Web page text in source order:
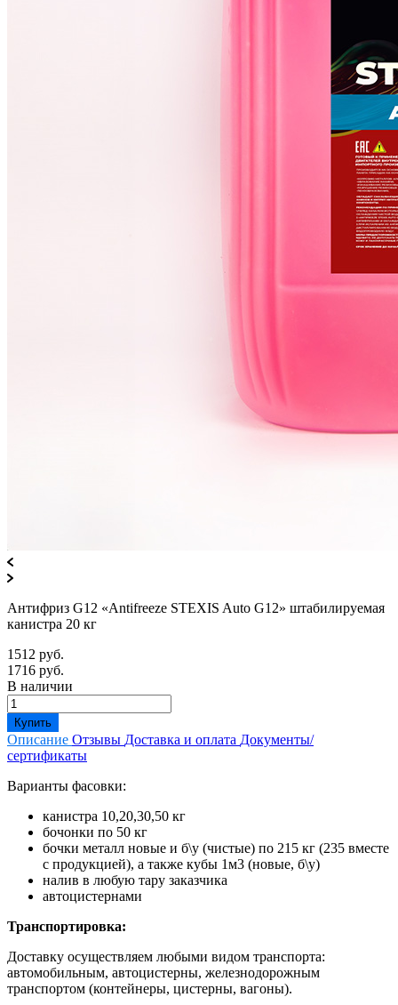
Антифриз G12 «Antifreeze STEXIS Auto G12» штабилируемая
канистра 20 кг
1512 руб.
1716 руб.
В наличии
Купить
Описание Отзывы Доставка и оплата Документы/
сертификаты
Варианты фасовки:
канистра 10,20,30,50 кг
бочонки по 50 кг
бочки металл новые и б\у (чистые) по 215 кг (235 вместе
с продукцией), а также кубы 1м3 (новые, б\у)
налив в любую тару заказчика
автоцистернами
Транспортировка:
Доставку осуществляем любыми видом транспорта:
автомобильным, автоцистерны, железнодорожным
транспортом (контейнеры, цистерны, вагоны).